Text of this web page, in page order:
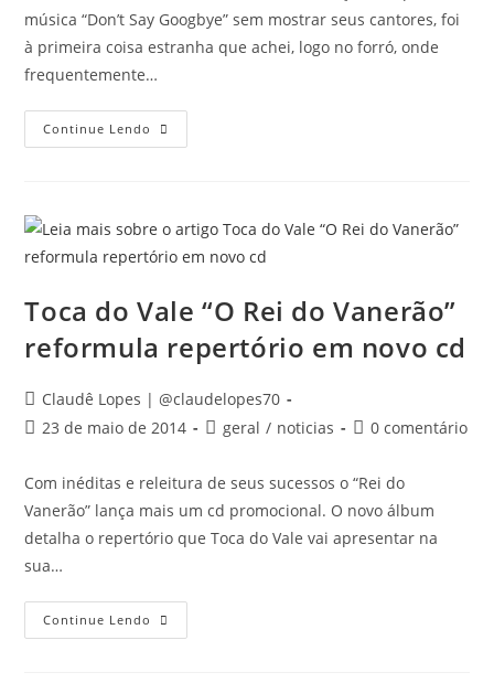
música “Don’t Say Googbye” sem mostrar seus cantores, foi
à primeira coisa estranha que achei, logo no forró, onde
frequentemente…
Continue Lendo
Toca do Vale “O Rei do Vanerão”
reformula repertório em novo cd
Claudê Lopes | @claudelopes70
23 de maio de 2014
geral / noticias 0 comentário
Com inéditas e releitura de seus sucessos o “Rei do
Vanerão” lança mais um cd promocional. O novo álbum
detalha o repertório que Toca do Vale vai apresentar na
sua…
Continue Lendo